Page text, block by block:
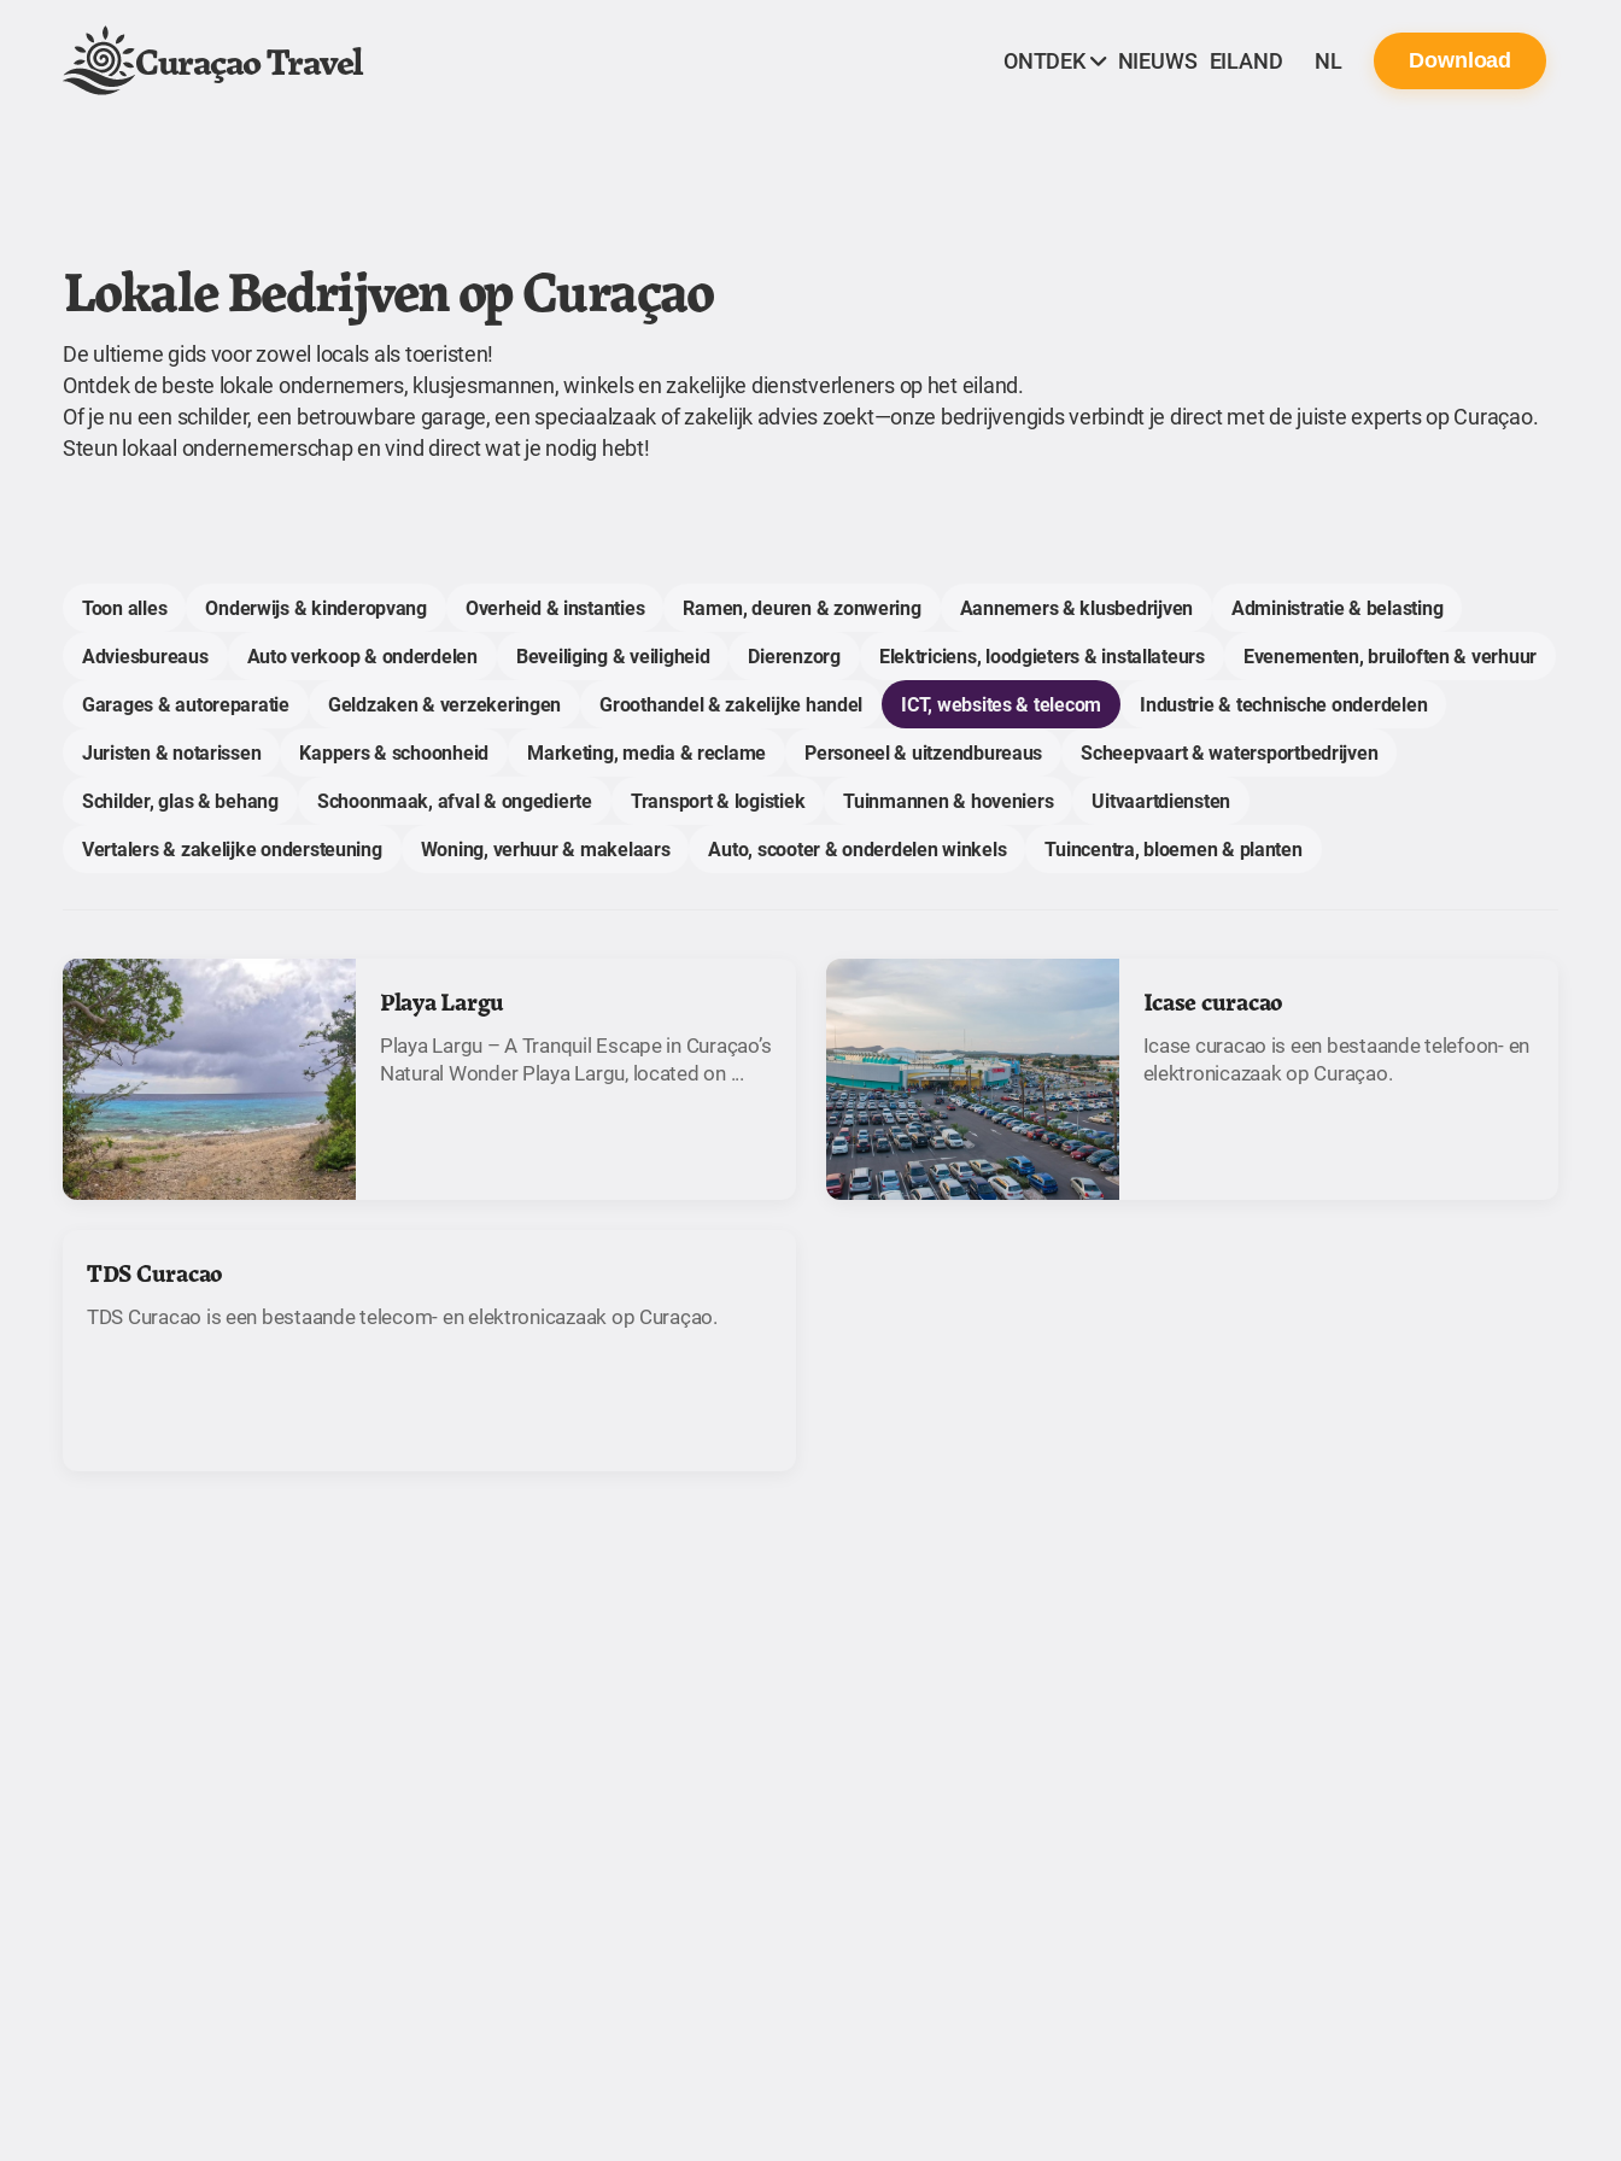
Curaçao Travel ONTDEK NIEUWS EILAND NL Download
Lokale Bedrijven op Curaçao
De ultieme gids voor zowel locals als toeristen!
Ontdek de beste lokale ondernemers, klusjesmannen, winkels en zakelijke dienstverleners op het eiland.
Of je nu een schilder, een betrouwbare garage, een speciaalzaak of zakelijk advies zoekt—onze bedrijvengids verbindt je direct met de juiste experts op Curaçao.
Steun lokaal ondernemerschap en vind direct wat je nodig hebt!
Toon alles Onderwijs & kinderopvang Overheid & instanties Ramen, deuren & zonwering Aannemers & klusbedrijven
Administratie & belasting
Adviesbureaus
Auto verkoop & onderdelen Beveiliging & veiligheid Dierenzorg Elektriciens, loodgieters & installateurs
Evenementen, bruiloften & verhuur
Garages & autoreparatie
Geldzaken & verzekeringen Groothandel & zakelijke handel ICT, websites & telecom
Industrie & technische onderdelen
Juristen & notarissen
Kappers & schoonheid Marketing, media & reclame Personeel & uitzendbureaus
Scheepvaart & watersportbedrijven
Schilder, glas & behang
Schoonmaak, afval & ongedierte Transport & logistiek Tuinmannen & hoveniers
Uitvaartdiensten
Vertalers & zakelijke ondersteuning
Woning, verhuur & makelaars Auto, scooter & onderdelen winkels Tuincentra, bloemen & planten
Playa Largu
Playa Largu – A Tranquil Escape in Curaçao’s
Natural Wonder Playa Largu, located on ...
Icase curacao
Icase curacao is een bestaande telefoon- en
elektronicazaak op Curaçao.
TDS Curacao
TDS Curacao is een bestaande telecom- en elektronicazaak op Curaçao.